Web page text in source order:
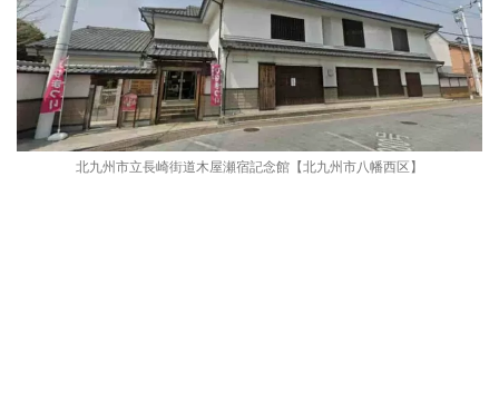
北九州市立長崎街道木屋瀬宿記念館【北九州市八幡西区】